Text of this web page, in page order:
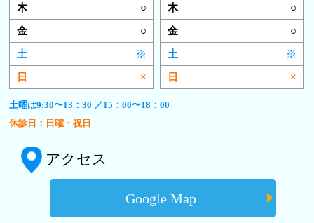
○
○
※
×
○
○
※
×
土曜は9:30〜13：30 ／15：00〜18：00
休診日：日曜・祝日
アクセス
Google Map